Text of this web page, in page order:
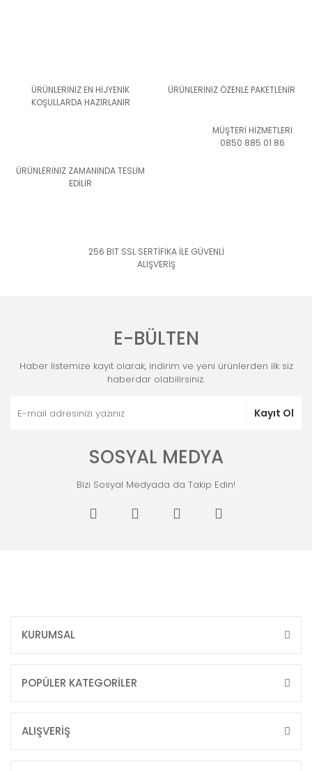
ÜRÜNLERİNİZ EN HİJYENİK
KOŞULLARDA HAZIRLANIR
ÜRÜNLERİNİZ ÖZENLE PAKETLENİR
ÜRÜNLERİNİZ ZAMANINDA TESLİM
EDİLİR
MÜŞTERİ HİZMETLERİ
0850 885 01 86
256 BIT SSL SERTİFİKA İLE GÜVENLİ
ALIŞVERİŞ
E-BÜLTEN
Haber listemize kayıt olarak, indirim ve yeni ürünlerden ilk siz
haberdar olabilirsiniz.
Kayıt Ol
SOSYAL MEDYA
Bizi Sosyal Medyada da Takip Edin!
KURUMSAL
POPÜLER KATEGORİLER
ALIŞVERİŞ